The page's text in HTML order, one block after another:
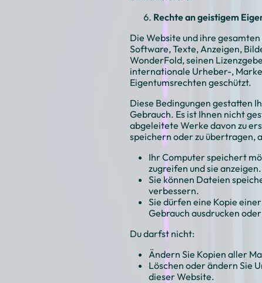
Rechte an geistigem
Die Website und ihre
Software, Texte, Anzeigen,
WonderFold, seinen
internationale Urheber-,
Eigentumsrechten geschützt.
Diese Bedingungen gestatten
Gebrauch. Es ist Ihnen nicht
abgeleitete Werke davon zu
speichern oder zu übertragen,
Ihr Computer speichert
zugreifen und sie anzeigen.
Sie können Dateien
verbessern.
Sie dürfen eine Kopie
Gebrauch ausdrucken
Du darfst nicht:
Ändern Sie Kopien aller
Löschen oder ändern Sie
dieser Website.